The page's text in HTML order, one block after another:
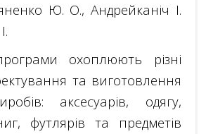
Ю. О., Андрейканіч І.
охоплюють різні
та виготовлення
аксесуарів, одягу,
футлярів та предметів